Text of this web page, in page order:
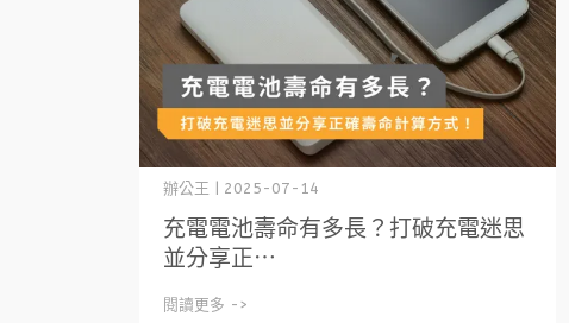
辦公王 | 2025-07-14
充電電池壽命有多長？打破充電迷思
並分享正⋯
閱讀更多 ->